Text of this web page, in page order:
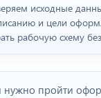
исходные
и цели
рабочую схему
нужно пройти